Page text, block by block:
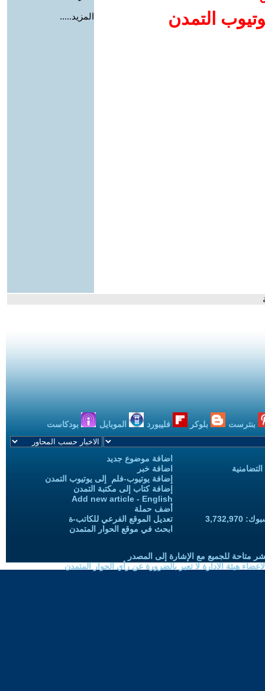
التمدن
المزيد.....
بنترست بلوكر فليبورد الموبايل بودكاست
اضافة موضوع جديد
اضافة خبر
إضافة يوتيوب-فلم إلى يوتيوب التمدن
إضافة كتاب إلى مكتبة التمدن
Add new article - English
أضف حملة
تعديل الموقع الفرعي للكاتب-ة
ابحث في موقع الحوار المتمدن
متاحة للجميع مع الإشارة إلى المصدر
هيئة الادارة لا تعبر بالضرورة عن رأي الحوار المتمدن